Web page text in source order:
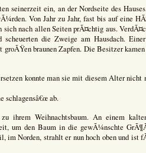
seinerzeit ein, an der Nordseite des
Von Jahr zu Jahr, fast bis auf eine
sich nach allen Seiten prÃ¤chtig aus.
die Zweige am Hausdach.
groÃŸen braunen Zapfen. Die Besitzer
konnte man sie mit diesem Alter nicht
schlagensâ€œ ab.
ihrem Weihnachtsbaum. An einem
um den Baum in die gewÃ¼nschte
im Norden, strahlt er nun hoch oben und